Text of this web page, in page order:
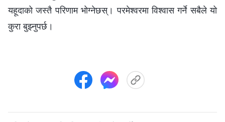
यहूदाको जस्तै परिणाम भोग्नेछस्। परमेश्‍वरमा विश्‍वास गर्ने सबैले यो
कुरा बुझ्नुपर्छ।